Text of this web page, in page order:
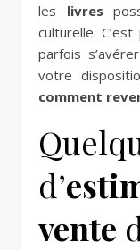
les livres
culturelle.
parfois
votre
comment
d’
vente